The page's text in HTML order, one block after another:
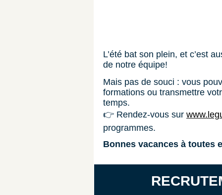
L’été bat son plein, et c’est
de notre équipe!
Mais pas de souci : vous
formations ou transmettre
temps.
👉 Rendez-vous sur
programmes.
Bonnes vacances à toutes